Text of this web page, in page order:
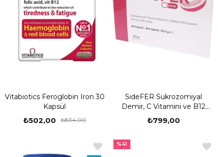
Vitabiotics Feroglobin Iron 30
Kapsül
₺502,00 ₺834,00
SideFER Sukrozomiyal
Demir, C Vitamini ve B12
Vitamini 30 Kapsül
₺799,00
%41